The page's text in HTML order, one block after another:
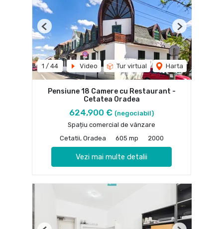
1 / 44 Video Tur virtual Harta
Previous Next
Pensiune 18 Camere cu Restaurant -
Cetatea Oradea
624,900 € (negociabil)
Spațiu comercial de vânzare
Cetatii, Oradea
605 mp 2000
Vezi mai multe detalii